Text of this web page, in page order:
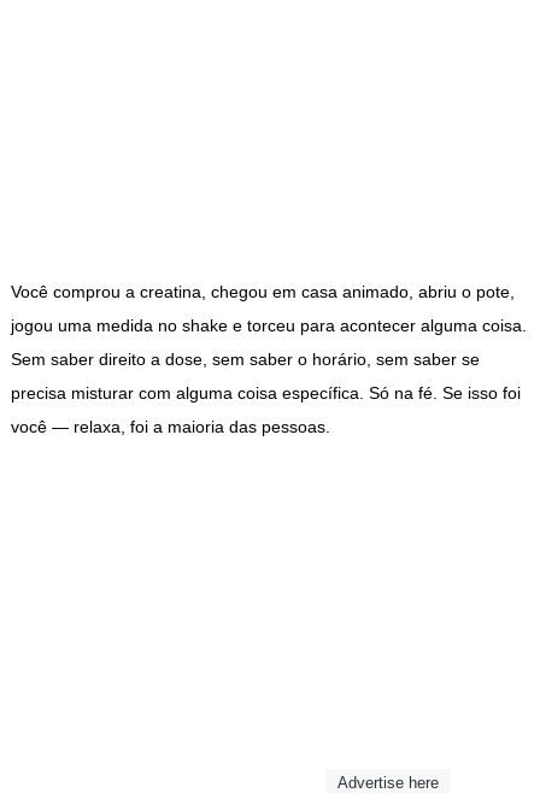
Você comprou a creatina, chegou em casa animado, abriu o pote,
jogou uma medida no shake e torceu para acontecer alguma coisa.
Sem saber direito a dose, sem saber o horário, sem saber se
precisa misturar com alguma coisa específica. Só na fé. Se isso foi
você — relaxa, foi a maioria das pessoas.
Advertise here